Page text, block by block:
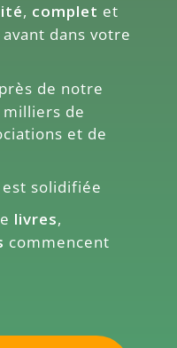
, complet et
dans votre
de notre
de
et de
est solidifiée
livres,
commencent